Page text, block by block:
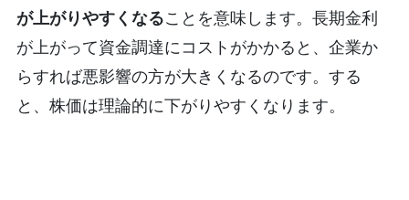
が上がりやすくなることを意味します。長期金利
が上がって資金調達にコストがかかると、企業か
らすれば悪影響の方が大きくなるのです。する
と、株価は理論的に下がりやすくなります。